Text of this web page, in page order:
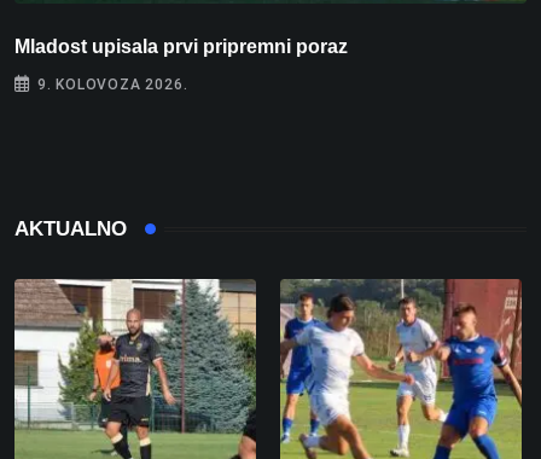
Mladost upisala prvi pripremni poraz
9. KOLOVOZA 2026.
AKTUALNO